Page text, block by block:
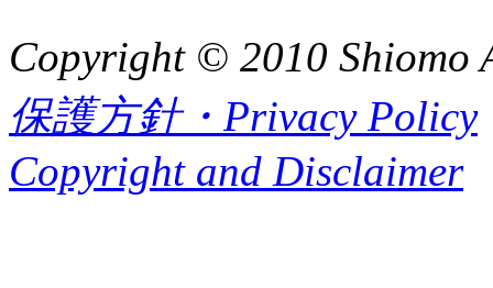
Copyright © 2010 Shiomo
保護方針・Privacy Policy
Copyright and Disclaimer